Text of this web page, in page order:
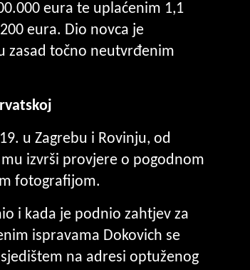
eura te uplaćenim 1,1
eura. Dio novca je
zasad točno neutvrđenim
u Zagrebu i Rovinju, od
izvrši provjere o pogodnom
fotografijom.
i kada je podnio zahtjev za
ispravama Dokovich se
na adresi optuženog